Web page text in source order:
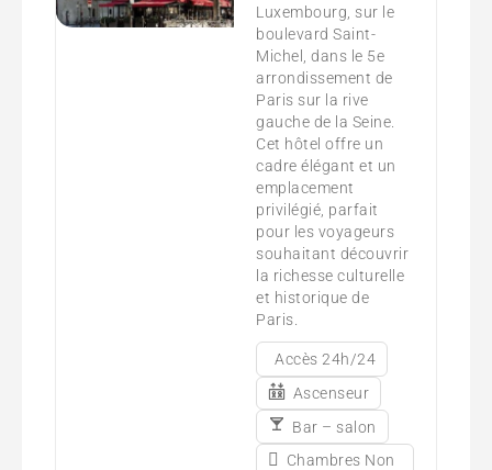
Luxembourg, sur le
boulevard Saint-
Michel, dans le 5e
arrondissement de
Paris sur la rive
gauche de la Seine.
Cet hôtel offre un
cadre élégant et un
emplacement
privilégié, parfait
pour les voyageurs
souhaitant découvrir
la richesse culturelle
et historique de
Paris.
Accès 24h/24
Ascenseur
Bar – salon
Chambres Non